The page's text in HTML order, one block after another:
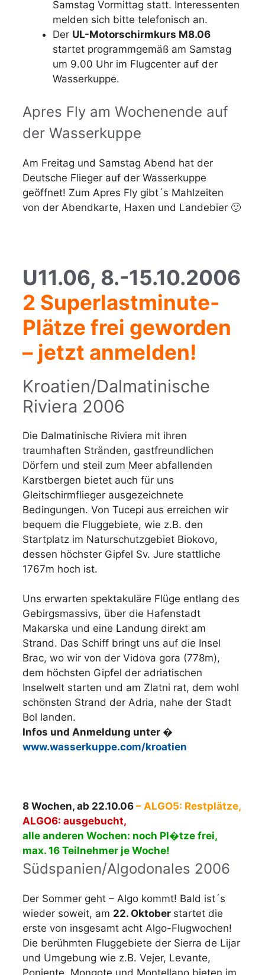
Samstag Vormittag statt. Interessenten
melden sich bitte telefonisch an.
Der UL-Motorschirmkurs M8.06
startet programmgemäß am Samstag
um 9.00 Uhr im Flugcenter auf der
Wasserkuppe.
Apres Fly am Wochenende auf
der Wasserkuppe
Am Freitag und Samstag Abend hat der
Deutsche Flieger auf der Wasserkuppe
geöffnet! Zum Apres Fly gibt´s Mahlzeiten
von der Abendkarte, Haxen und Landebier 🙂
U11.06, 8.-15.10.2006
2 Superlastminute-
Plätze frei geworden
– jetzt anmelden!
Kroatien/Dalmatinische
Riviera 2006
Die Dalmatinische Riviera mit ihren
traumhaften Stränden, gastfreundlichen
Dörfern und steil zum Meer abfallenden
Karstbergen bietet auch für uns
Gleitschirmflieger ausgezeichnete
Bedingungen. Von Tucepi aus erreichen wir
bequem die Fluggebiete, wie z.B. den
Startplatz im Naturschutzgebiet Biokovo,
dessen höchster Gipfel Sv. Jure stattliche
1767m hoch ist.
Uns erwarten spektakuläre Flüge entlang des
Gebirgsmassivs, über die Hafenstadt
Makarska und eine Landung direkt am
Strand. Das Schiff bringt uns auf die Insel
Brac, wo wir von der Vidova gora (778m),
dem höchsten Gipfel der adriatischen
Inselwelt starten und am Zlatni rat, dem wohl
schönsten Strand der Adria, nahe der Stadt
Bol landen.
Infos und Anmeldung unter �
www.wasserkuppe.com/kroatien
8 Wochen, ab 22.10.06 – ALGO5: Restplätze,
ALGO6: ausgebucht,
alle anderen Wochen: noch Pl�tze frei,
max. 16 Teilnehmer je Woche!
Südspanien/Algodonales 2006
Der Sommer geht – Algo kommt! Bald ist´s
wieder soweit, am 22. Oktober startet die
erste von insgesamt acht Algo-Flugwochen!
Die berühmten Fluggebiete der Sierra de Lijar
und Umgebung wie z.B. Vejer, Levante,